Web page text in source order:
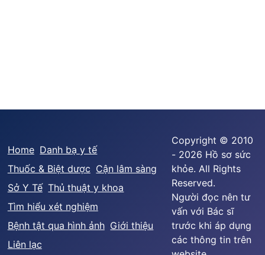
Home Danh bạ y tế
Thuốc & Biệt dược Cận lâm sàng
Sở Y Tế Thủ thuật y khoa
Tìm hiểu xét nghiệm
Bệnh tật qua hình ảnh Giới thiệu
Liên lạc
Copyright © 2010
- 2026 Hồ sơ sức
khỏe. All Rights
Reserved.
Người đọc nên tư
vấn với Bác sĩ
trước khi áp dụng
các thông tin trên